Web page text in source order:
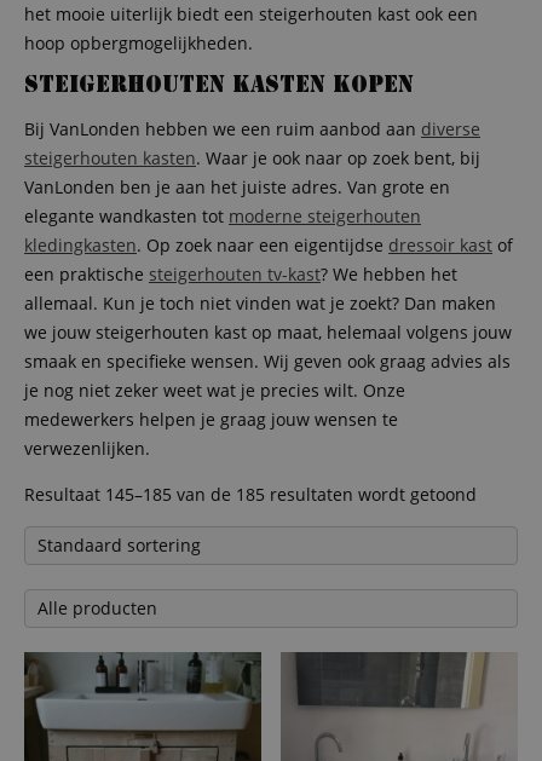
het mooie uiterlijk biedt een steigerhouten kast ook een
hoop opbergmogelijkheden.
Steigerhouten kasten kopen
Bij VanLonden hebben we een ruim aanbod aan diverse
steigerhouten kasten. Waar je ook naar op zoek bent, bij
VanLonden ben je aan het juiste adres. Van grote en
elegante wandkasten tot moderne steigerhouten
kledingkasten. Op zoek naar een eigentijdse dressoir kast of
een praktische steigerhouten tv-kast? We hebben het
allemaal. Kun je toch niet vinden wat je zoekt? Dan maken
we jouw steigerhouten kast op maat, helemaal volgens jouw
smaak en specifieke wensen. Wij geven ook graag advies als
je nog niet zeker weet wat je precies wilt. Onze
medewerkers helpen je graag jouw wensen te
verwezenlijken.
Resultaat 145–185 van de 185 resultaten wordt getoond